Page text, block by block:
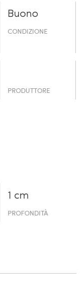
Buono
CONDIZIONE
PRODUTTORE
1 cm
PROFONDITÀ